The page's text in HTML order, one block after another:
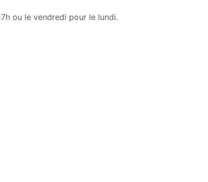
ou le vendredi pour le lundi.